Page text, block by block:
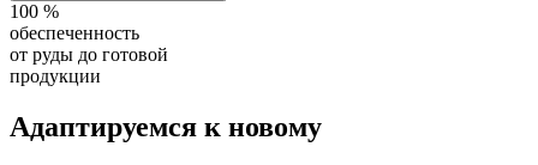
100 %
обеспеченность
от руды до готовой
продукции
Адаптируемся к новому